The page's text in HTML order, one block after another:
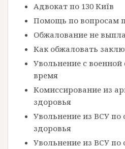
Адвокат по 130 Київ
Помощь по вопросам
Обжалование не
Как обжаловать
Увольнение с
время
Комиссирование из
здоровья
Увольнение из ВСУ по
здоровья
Увольнение из ВСУ